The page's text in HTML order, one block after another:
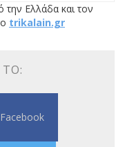
την Ελλάδα και τον
trikalain.gr
ΤΟ: